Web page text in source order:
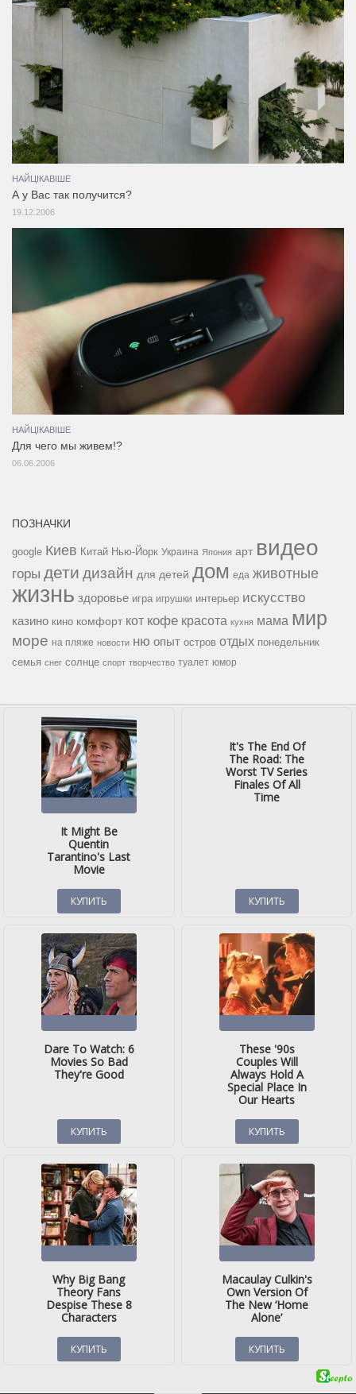
НАЙЦІКАВІШЕ
А у Вас так получится?
19.12.2006
НАЙЦІКАВІШЕ
Для чего мы живем!?
06.06.2006
ПОЗНАЧКИ
google Киев Китай Нью-Йорк Украина Япония арт видео
горы дети дизайн для детей дом еда животные
жизнь здоровье игра игрушки интерьер искусство
казино кино комфорт кот кофе красота кухня мама мир
море на пляже новости ню опыт остров отдых понедельник
семья снег солнце спорт творчество туалет юмор